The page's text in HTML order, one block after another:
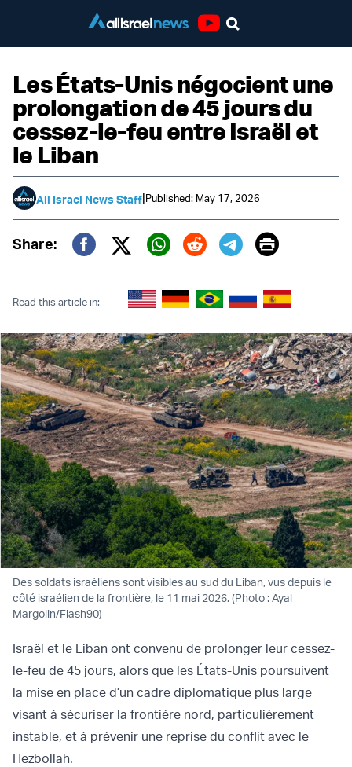
Les États-Unis négocient une
prolongation de 45 jours du
cessez-le-feu entre Israël et
le Liban
All Israel News Staff|Published: May 17, 2026
Share:
Twitter (X)
Print
Read this article in:
Des soldats israéliens sont visibles au sud du Liban, vus depuis le
côté israélien de la frontière, le 11 mai 2026. (Photo : Ayal
Margolin/Flash90)
Israël et le Liban ont convenu de prolonger leur cessez-
le-feu de 45 jours, alors que les États-Unis poursuivent
la mise en place d’un cadre diplomatique plus large
visant à sécuriser la frontière nord, particulièrement
instable, et à prévenir une reprise du conflit avec le
Hezbollah.